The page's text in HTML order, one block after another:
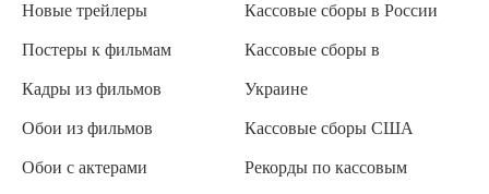
Новые трейлеры
Постеры к фильмам
Кадры из фильмов
Обои из фильмов
Обои с актерами
Кассовые сборы в России
Кассовые сборы в
Украине
Кассовые сборы США
Рекорды по кассовым